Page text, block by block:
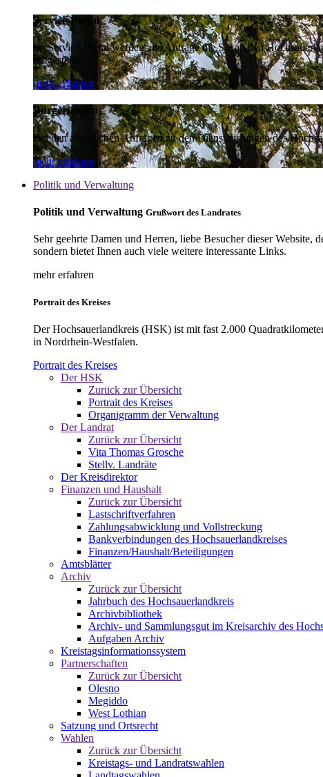
Service-Portal
Im Service-Portal werden alle Anträge die Sie an den
umgestellt.
mehr erfahren
Bürgertelefon
Bei den alltäglichen Anfragen zu den Dienstleistungen des
mehr erfahren
Politik und Verwaltung
Politik und Verwaltung Grußwort des Landrates
Sehr geehrte Damen und Herren, liebe Besucher dieser
sondern bietet Ihnen auch viele weitere interessante Links.
mehr erfahren
Portrait des Kreises
Der Hochsauerlandkreis (HSK) ist mit fast 2.000
in Nordrhein-Westfalen.
Portrait des Kreises
Der HSK
Zurück zur Übersicht
Portrait des Kreises
Organigramm der Verwaltung
Der Landrat
Zurück zur Übersicht
Vita Thomas Grosche
Stellv. Landräte
Der Kreisdirektor
Finanzen und Haushalt
Zurück zur Übersicht
Lastschriftverfahren
Zahlungsabwicklung und Vollstreckung
Bankverbindungen des Hochsauerlandkreises
Finanzen/Haushalt/Beteiligungen
Amtsblätter
Archiv
Zurück zur Übersicht
Jahrbuch des Hochsauerlandkreis
Archivbibliothek
Archiv- und Sammlungsgut im Kreisarchiv des
Aufgaben Archiv
Kreistagsinformationssystem
Partnerschaften
Zurück zur Übersicht
Olesno
Megiddo
West Lothian
Satzung und Ortsrecht
Wahlen
Zurück zur Übersicht
Kreistags- und Landratswahlen